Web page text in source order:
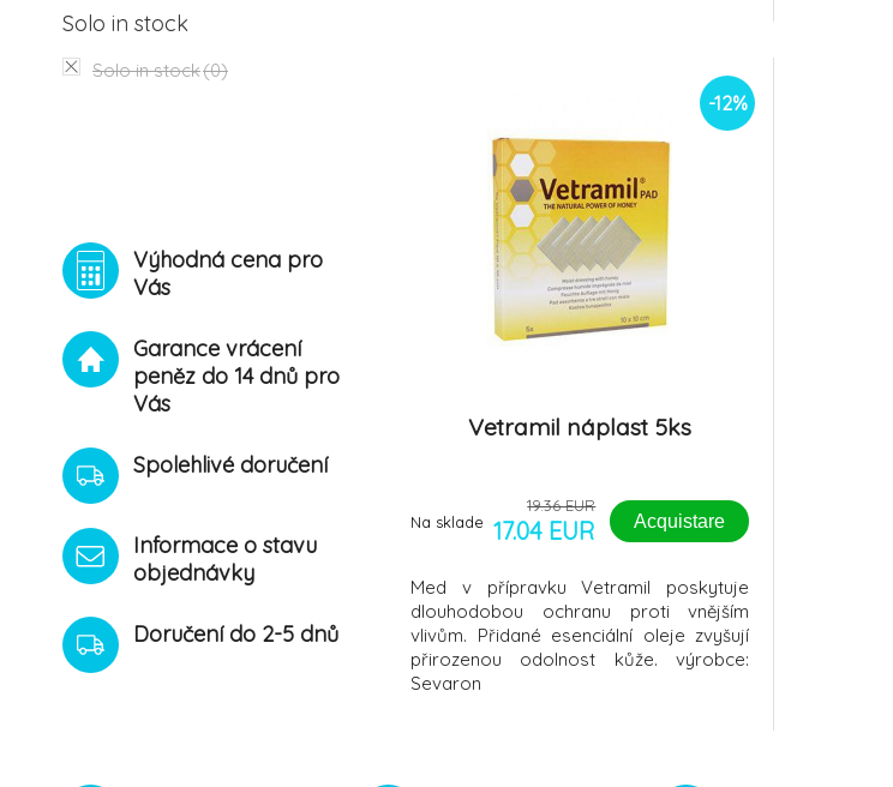
Solo in stock
Solo in stock(0)
Výhodná cena pro
Vás
Garance vrácení
peněz do 14 dnů pro
Vás
Spolehlivé doručení
Informace o stavu
objednávky
Doručení do 2-5 dnů
-12%
Vetramil náplast 5ks
Na sklade
19.36 EUR
17.04 EUR Acquistare
Med v přípravku Vetramil poskytuje
dlouhodobou ochranu proti vnějším
vlivům. Přidané esenciální oleje zvyšují
přirozenou odolnost kůže. výrobce:
Sevaron